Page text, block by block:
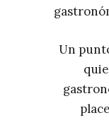
Un